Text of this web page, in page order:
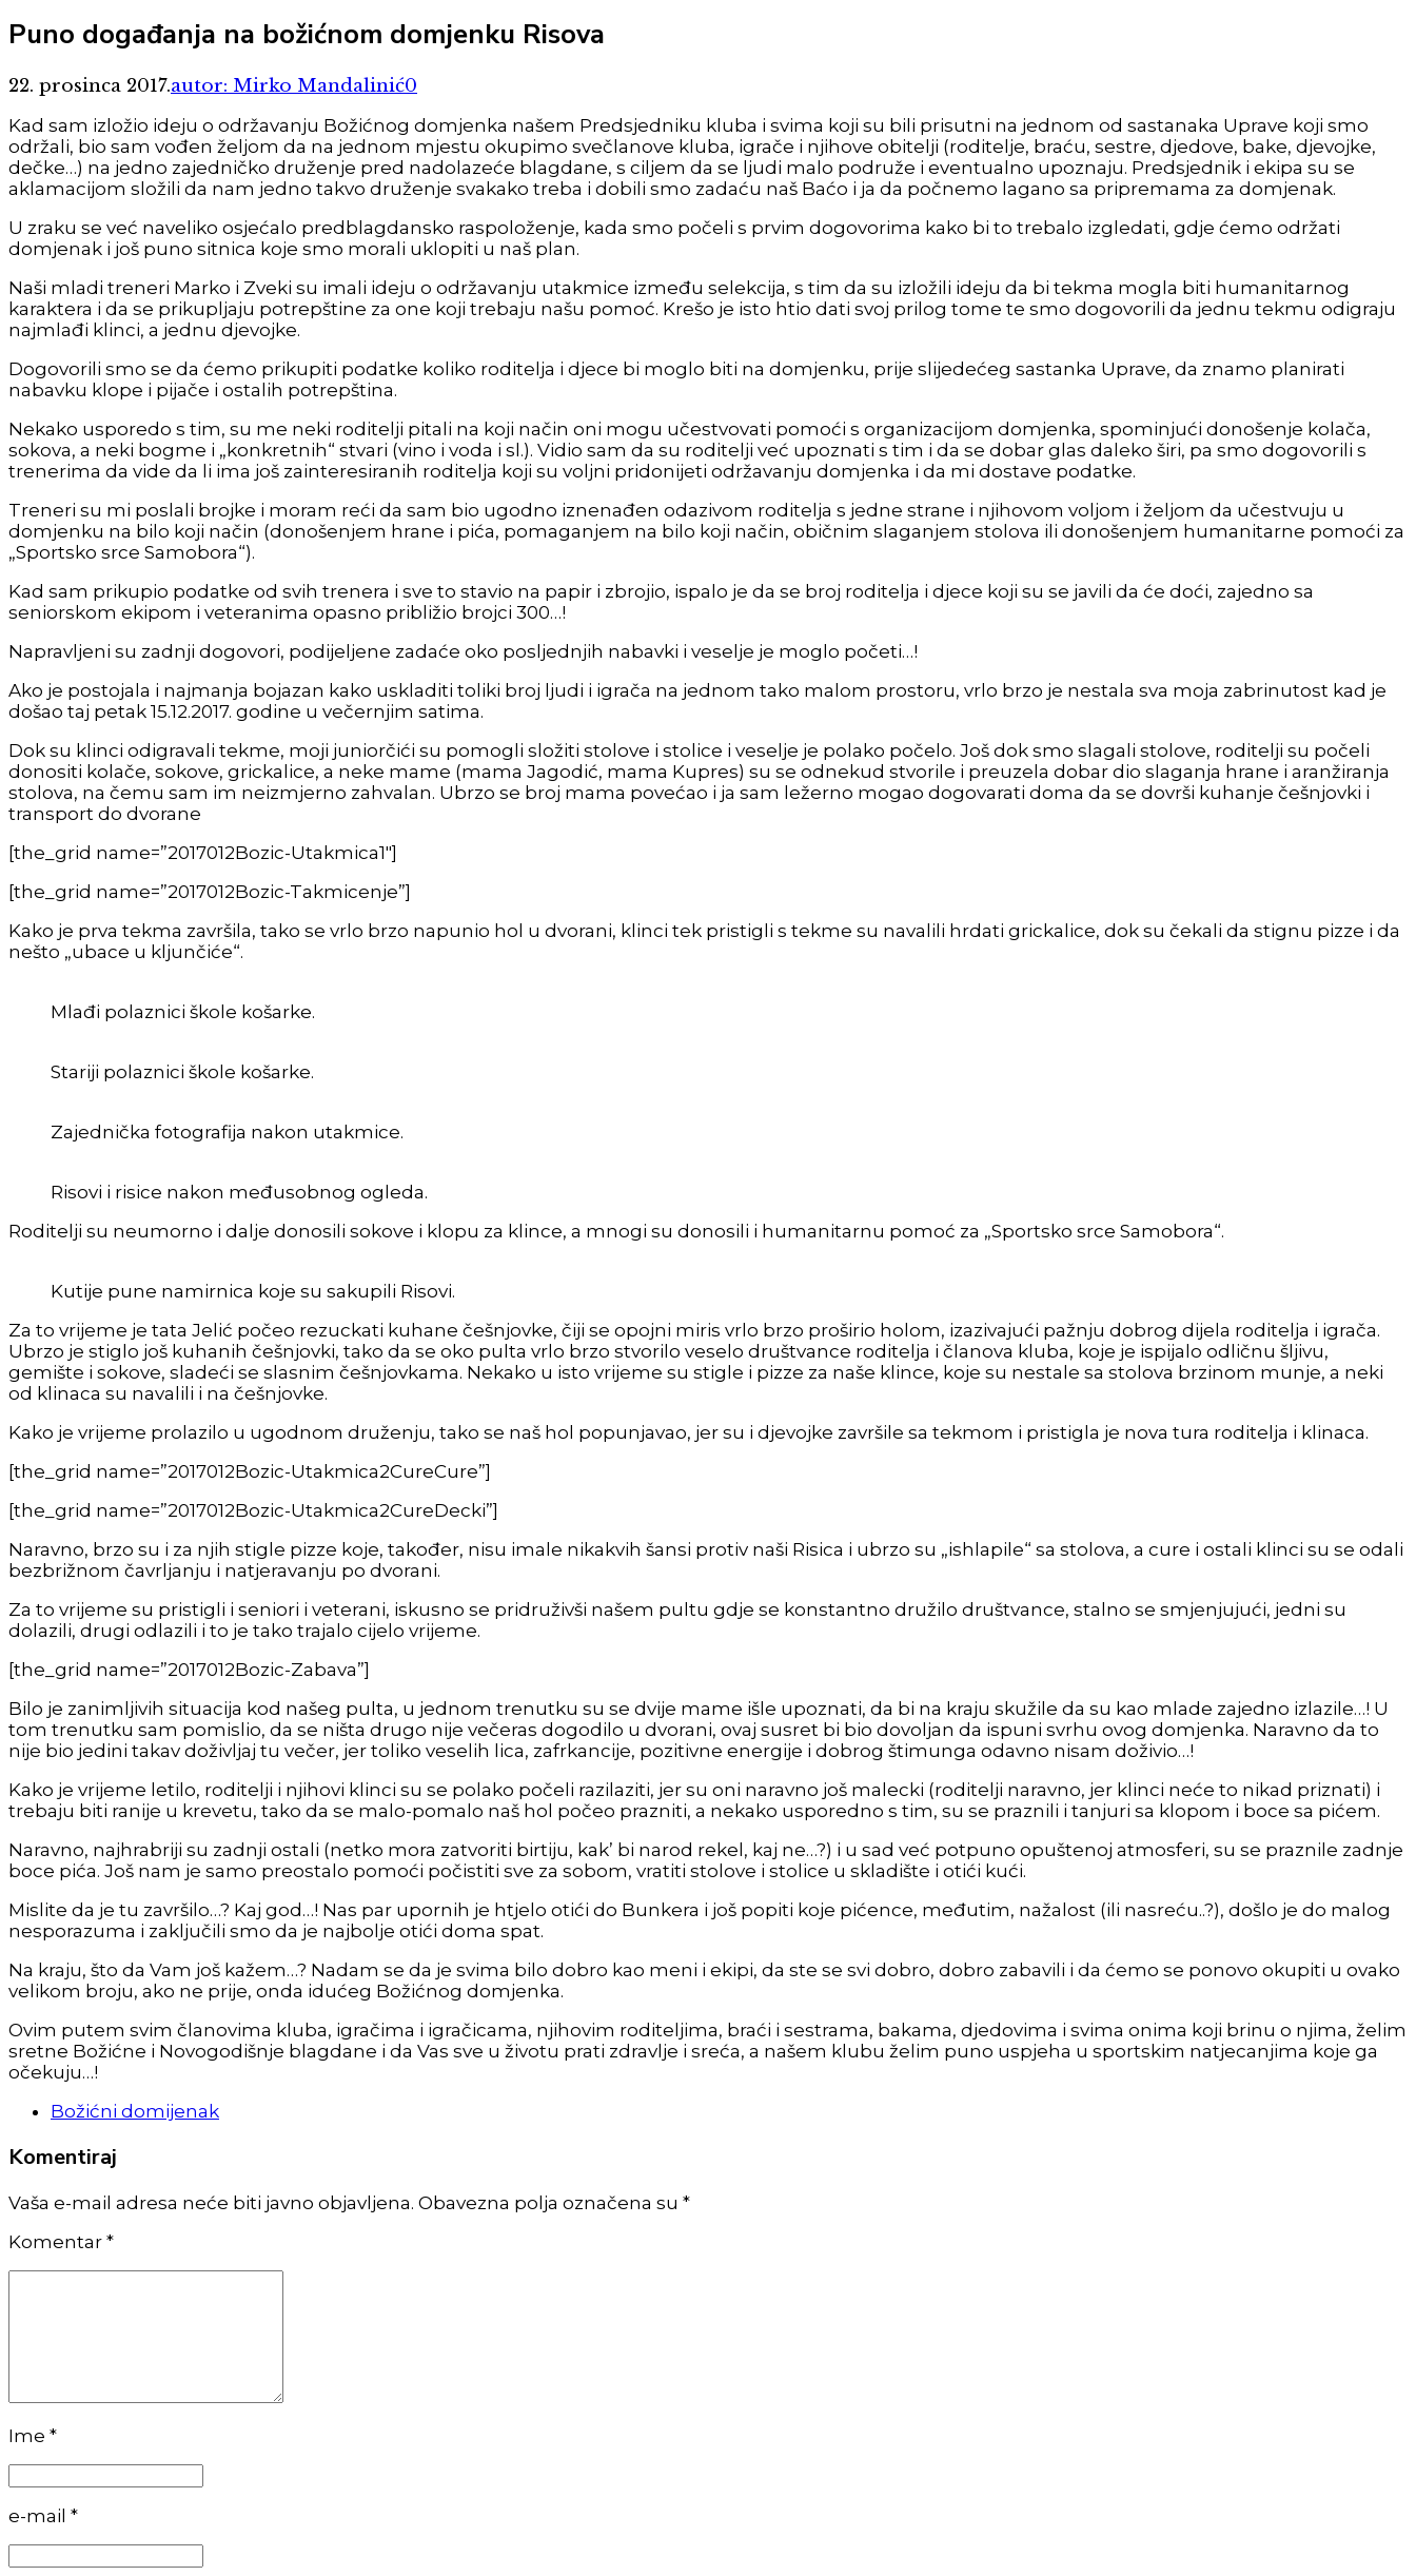
Puno događanja na božićnom domjenku Risova
22. prosinca 2017.autor: Mirko Mandalinić0
Kad sam izložio ideju o održavanju Božićnog domjenka našem Predsjedniku kluba i svima koji su bili prisutni na jednom od sastanaka Uprave koji smo
održali, bio sam vođen željom da na jednom mjestu okupimo svečlanove kluba, igrače i njihove obitelji (roditelje, braću, sestre, djedove, bake, djevojke,
dečke…) na jedno zajedničko druženje pred nadolazeće blagdane, s ciljem da se ljudi malo podruže i eventualno upoznaju. Predsjednik i ekipa su se
aklamacijom složili da nam jedno takvo druženje svakako treba i dobili smo zadaću naš Baćo i ja da počnemo lagano sa pripremama za domjenak.
U zraku se već naveliko osjećalo predblagdansko raspoloženje, kada smo počeli s prvim dogovorima kako bi to trebalo izgledati, gdje ćemo održati
domjenak i još puno sitnica koje smo morali uklopiti u naš plan.
Naši mladi treneri Marko i Zveki su imali ideju o održavanju utakmice između selekcija, s tim da su izložili ideju da bi tekma mogla biti humanitarnog
karaktera i da se prikupljaju potrepštine za one koji trebaju našu pomoć. Krešo je isto htio dati svoj prilog tome te smo dogovorili da jednu tekmu odigraju
najmlađi klinci, a jednu djevojke.
Dogovorili smo se da ćemo prikupiti podatke koliko roditelja i djece bi moglo biti na domjenku, prije slijedećeg sastanka Uprave, da znamo planirati
nabavku klope i pijače i ostalih potrepština.
Nekako usporedo s tim, su me neki roditelji pitali na koji način oni mogu učestvovati pomoći s organizacijom domjenka, spominjući donošenje kolača,
sokova, a neki bogme i „konkretnih“ stvari (vino i voda i sl.). Vidio sam da su roditelji već upoznati s tim i da se dobar glas daleko širi, pa smo dogovorili s
trenerima da vide da li ima još zainteresiranih roditelja koji su voljni pridonijeti održavanju domjenka i da mi dostave podatke.
Treneri su mi poslali brojke i moram reći da sam bio ugodno iznenađen odazivom roditelja s jedne strane i njihovom voljom i željom da učestvuju u
domjenku na bilo koji način (donošenjem hrane i pića, pomaganjem na bilo koji način, običnim slaganjem stolova ili donošenjem humanitarne pomoći za
„Sportsko srce Samobora“).
Kad sam prikupio podatke od svih trenera i sve to stavio na papir i zbrojio, ispalo je da se broj roditelja i djece koji su se javili da će doći, zajedno sa
seniorskom ekipom i veteranima opasno približio brojci 300…!
Napravljeni su zadnji dogovori, podijeljene zadaće oko posljednjih nabavki i veselje je moglo početi…!
Ako je postojala i najmanja bojazan kako uskladiti toliki broj ljudi i igrača na jednom tako malom prostoru, vrlo brzo je nestala sva moja zabrinutost kad je
došao taj petak 15.12.2017. godine u večernjim satima.
Dok su klinci odigravali tekme, moji juniorčići su pomogli složiti stolove i stolice i veselje je polako počelo. Još dok smo slagali stolove, roditelji su počeli
donositi kolače, sokove, grickalice, a neke mame (mama Jagodić, mama Kupres) su se odnekud stvorile i preuzela dobar dio slaganja hrane i aranžiranja
stolova, na čemu sam im neizmjerno zahvalan. Ubrzo se broj mama povećao i ja sam ležerno mogao dogovarati doma da se dovrši kuhanje češnjovki i
transport do dvorane
[the_grid name=”2017012Bozic-Utakmica1″]
[the_grid name=”2017012Bozic-Takmicenje”]
Kako je prva tekma završila, tako se vrlo brzo napunio hol u dvorani, klinci tek pristigli s tekme su navalili hrdati grickalice, dok su čekali da stignu pizze i da
nešto „ubace u kljunčiće“.
Mlađi polaznici škole košarke.
Stariji polaznici škole košarke.
Zajednička fotografija nakon utakmice.
Risovi i risice nakon međusobnog ogleda.
Roditelji su neumorno i dalje donosili sokove i klopu za klince, a mnogi su donosili i humanitarnu pomoć za „Sportsko srce Samobora“.
Kutije pune namirnica koje su sakupili Risovi.
Za to vrijeme je tata Jelić počeo rezuckati kuhane češnjovke, čiji se opojni miris vrlo brzo proširio holom, izazivajući pažnju dobrog dijela roditelja i igrača.
Ubrzo je stiglo još kuhanih češnjovki, tako da se oko pulta vrlo brzo stvorilo veselo društvance roditelja i članova kluba, koje je ispijalo odličnu šljivu,
gemište i sokove, sladeći se slasnim češnjovkama. Nekako u isto vrijeme su stigle i pizze za naše klince, koje su nestale sa stolova brzinom munje, a neki
od klinaca su navalili i na češnjovke.
Kako je vrijeme prolazilo u ugodnom druženju, tako se naš hol popunjavao, jer su i djevojke završile sa tekmom i pristigla je nova tura roditelja i klinaca.
[the_grid name=”2017012Bozic-Utakmica2CureCure”]
[the_grid name=”2017012Bozic-Utakmica2CureDecki”]
Naravno, brzo su i za njih stigle pizze koje, također, nisu imale nikakvih šansi protiv naši Risica i ubrzo su „ishlapile“ sa stolova, a cure i ostali klinci su se odali
bezbrižnom čavrljanju i natjeravanju po dvorani.
Za to vrijeme su pristigli i seniori i veterani, iskusno se pridruživši našem pultu gdje se konstantno družilo društvance, stalno se smjenjujući, jedni su
dolazili, drugi odlazili i to je tako trajalo cijelo vrijeme.
[the_grid name=”2017012Bozic-Zabava”]
Bilo je zanimljivih situacija kod našeg pulta, u jednom trenutku su se dvije mame išle upoznati, da bi na kraju skužile da su kao mlade zajedno izlazile…! U
tom trenutku sam pomislio, da se ništa drugo nije večeras dogodilo u dvorani, ovaj susret bi bio dovoljan da ispuni svrhu ovog domjenka. Naravno da to
nije bio jedini takav doživljaj tu večer, jer toliko veselih lica, zafrkancije, pozitivne energije i dobrog štimunga odavno nisam doživio…!
Kako je vrijeme letilo, roditelji i njihovi klinci su se polako počeli razilaziti, jer su oni naravno još malecki (roditelji naravno, jer klinci neće to nikad priznati) i
trebaju biti ranije u krevetu, tako da se malo-pomalo naš hol počeo prazniti, a nekako usporedno s tim, su se praznili i tanjuri sa klopom i boce sa pićem.
Naravno, najhrabriji su zadnji ostali (netko mora zatvoriti birtiju, kak’ bi narod rekel, kaj ne…?) i u sad već potpuno opuštenoj atmosferi, su se praznile zadnje
boce pića. Još nam je samo preostalo pomoći počistiti sve za sobom, vratiti stolove i stolice u skladište i otići kući.
Mislite da je tu završilo…? Kaj god…! Nas par upornih je htjelo otići do Bunkera i još popiti koje pićence, međutim, nažalost (ili nasreću..?), došlo je do malog
nesporazuma i zaključili smo da je najbolje otići doma spat.
Na kraju, što da Vam još kažem…? Nadam se da je svima bilo dobro kao meni i ekipi, da ste se svi dobro, dobro zabavili i da ćemo se ponovo okupiti u ovako
velikom broju, ako ne prije, onda idućeg Božićnog domjenka.
Ovim putem svim članovima kluba, igračima i igračicama, njihovim roditeljima, braći i sestrama, bakama, djedovima i svima onima koji brinu o njima, želim
sretne Božićne i Novogodišnje blagdane i da Vas sve u životu prati zdravlje i sreća, a našem klubu želim puno uspjeha u sportskim natjecanjima koje ga
očekuju…!
Božićni domijenak
Komentiraj
Vaša e-mail adresa neće biti javno objavljena. Obavezna polja označena su *
Komentar *
Ime *
e-mail *